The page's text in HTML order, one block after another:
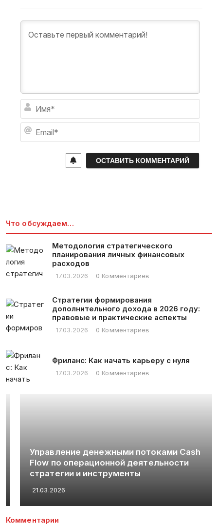
я
Что обсуждаем…
Методология стратегического
планирования личных финансовых
расходов
17.03.2026 0 Комментариев
Стратегии формирования
дополнительного дохода в 2026 году:
правовые и практические аспекты
17.03.2026 0 Комментариев
Фриланс: Как начать карьеру с нуля
17.03.2026 0 Комментариев
Управление денежными потоками Cash
Flow по операционной деятельности
стратегии и инструменты
21.03.2026
Комментарии